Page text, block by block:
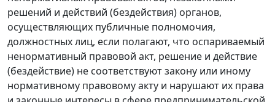
решений и действий (бездействия) органов,
осуществляющих публичные полномочия,
должностных лиц, если полагают, что оспариваемый
ненормативный правовой акт, решение и действие
(бездействие) не соответствуют закону или иному
нормативному правовому акту и нарушают их права